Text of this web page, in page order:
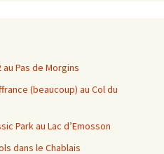
Pas de Morgins
(beaucoup) au Col du
Park au Lac d’Emosson
dans le Chablais